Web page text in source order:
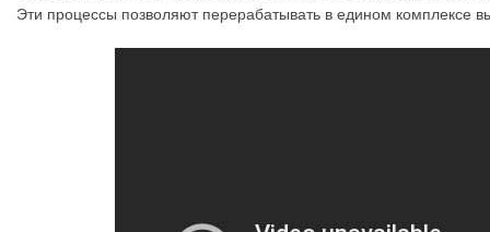
Эти процессы позволяют перерабатывать в едином комплексе